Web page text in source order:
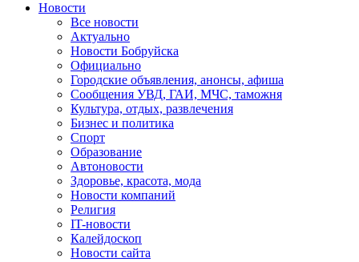
Новости
Все новости
Актуально
Новости Бобруйска
Официально
Городские объявления, анонсы, афиша
Сообщения УВД, ГАИ, МЧС, таможня
Культура, отдых, развлечения
Бизнес и политика
Спорт
Образование
Автоновости
Здоровье, красота, мода
Новости компаний
Религия
IT-новости
Калейдоскоп
Новости сайта